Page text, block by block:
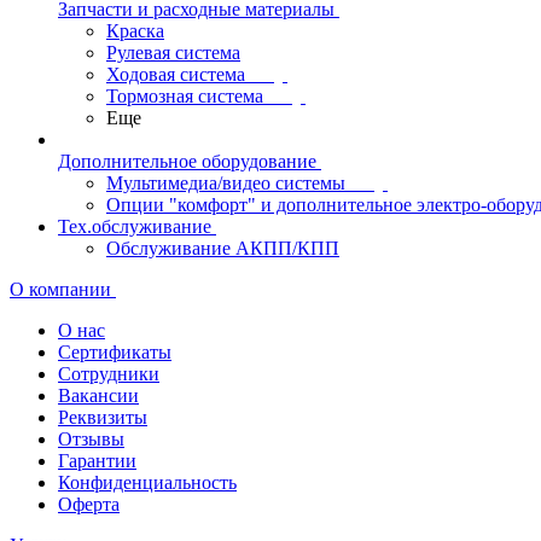
Запчасти и расходные материалы
Краска
Рулевая система
Ходовая система
Тормозная система
Еще
Дополнительное оборудование
Мультимедиа/видео системы
Опции "комфорт" и дополнительное электро-
Тех.обслуживание
Обслуживание АКПП/КПП
О компании
О нас
Сертификаты
Сотрудники
Вакансии
Реквизиты
Отзывы
Гарантии
Конфиденциальность
Оферта